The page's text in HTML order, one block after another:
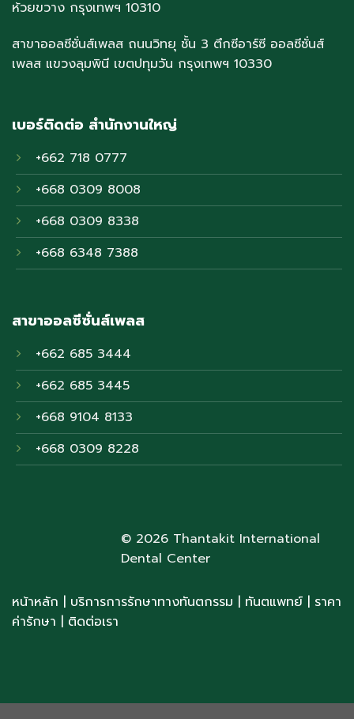
ห้วยขวาง กรุงเทพฯ 10310
สาขาออลซีซั่นส์เพลส ถนนวิทยุ ชั้น 3 ตึกซีอาร์ซี ออลซีซั่นส์
เพลส แขวงลุมพินี เขตปทุมวัน กรุงเทพฯ 10330
เบอร์ติดต่อ สำนักงานใหญ่
+662 718 0777
+668 0309 8008
+668 0309 8338
+668 6348 7388
สาขาออลซีซั่นส์เพลส
+662 685 3444
+662 685 3445
+668 9104 8133
+668 0309 8228
© 2026 Thantakit International
Dental Center
หน้าหลัก | บริการการรักษาทางทันตกรรม | ทันตแพทย์ | ราคา
ค่ารักษา | ติดต่อเรา